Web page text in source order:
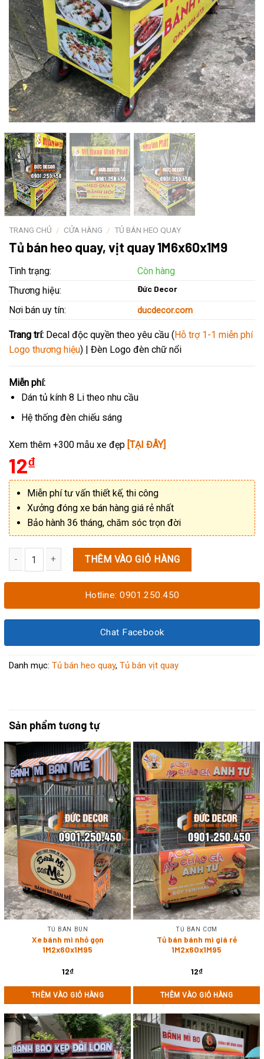
TRANG CHỦ / CỬA HÀNG / TỦ BÁN HEO QUAY
Tủ bán heo quay, vịt quay 1M6x60x1M9
Tình trạng:
Còn hàng
Thương hiệu:
Đức Decor
Nơi bán uy tín: ducdecor.com
Trang trí: Decal độc quyền theo yêu cầu (Hỗ trợ 1-1 miễn phí
Logo thương hiệu) | Đèn Logo đèn chữ nổi
Miễn phí:
Dán tủ kính 8 Li theo nhu cầu
Hệ thống đèn chiếu sáng
Xem thêm +300 mẫu xe đẹp [TẠI ĐÂY]
12₫
Miễn phí tư vấn thiết kế, thi công
Xưởng đóng xe bán hàng giá rẻ nhất
Bảo hành 36 tháng, chăm sóc trọn đời
THÊM VÀO GIỎ HÀNG
Hotline: 0901.250.450
Chat Facebook
Danh mục: Tủ bán heo quay, Tủ bán vịt quay
Sản phẩm tương tự
TỦ BÁN BÚN
Xe bánh mì nhỏ gọn
1M2x60x1M95
12₫
THÊM VÀO GIỎ HÀNG
TỦ BÁN CƠM
Tủ bán bánh mì giá rẻ
1M2x60x1M95
12₫
THÊM VÀO GIỎ HÀNG